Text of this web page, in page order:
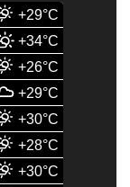
+29°C
+34°C
+26°C
+29°C
+30°C
+28°C
+30°C